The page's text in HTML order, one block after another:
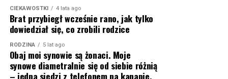
CIEKAWOSTKI 4 lata ago
Brat przybiegł wcześnie rano, jak tylko
dowiedział się, co zrobili rodzice
RODZINA 5 lat ago
Obaj moi synowie są żonaci. Moje
synowe diametralnie się od siebie różnią
– jedna siedzi z telefonem na kanapie,